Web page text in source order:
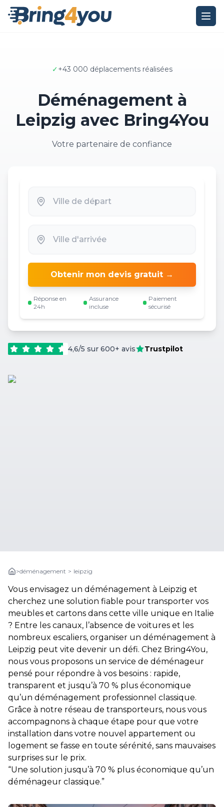
✓+43 000 déplacements réalisées
Déménagement à
Leipzig avec Bring4You
Votre partenaire de confiance
Obtenir mon devis gratuit →
Réponse en
24h
Assurance
incluse
Paiement
sécurisé
4,6/5 sur 600+ avis Trustpilot
>déménagement > leipzig
Vous envisagez un déménagement à Leipzig et
cherchez une solution fiable pour transporter vos
meubles et cartons dans cette ville unique en Italie
? Entre les canaux, l’absence de voitures et les
nombreux escaliers, organiser un déménagement à
Leipzig peut vite devenir un défi. Chez Bring4You,
nous vous proposons un service de déménageur
pensé pour répondre à vos besoins : rapide,
transparent et jusqu’à 70 % plus économique
qu’un déménagement professionnel classique.
Grâce à notre réseau de transporteurs, nous vous
accompagnons à chaque étape pour que votre
installation dans votre nouvel appartement ou
logement se fasse en toute sérénité, sans mauvaises
surprises sur le prix.
“Une solution jusqu’à 70 % plus économique qu’un
déménageur classique.”